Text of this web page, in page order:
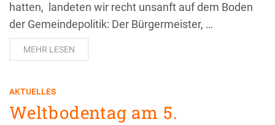
hatten, landeten wir recht unsanft auf dem Boden
der Gemeindepolitik: Der Bürgermeister, …
MEHR LESEN
AKTUELLES
Weltbodentag am 5.